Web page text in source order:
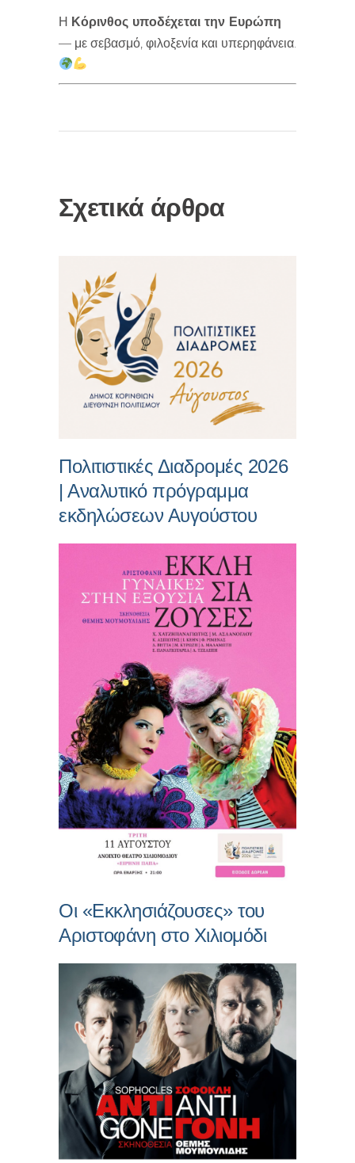
Η Κόρινθος υποδέχεται την Ευρώπη
— με σεβασμό, φιλοξενία και υπερηφάνεια.
Σχετικά άρθρα
Πολιτιστικές Διαδρομές 2026
| Αναλυτικό πρόγραμμα
εκδηλώσεων Αυγούστου
Οι «Εκκλησιάζουσες» του
Αριστοφάνη στο Χιλιομόδι